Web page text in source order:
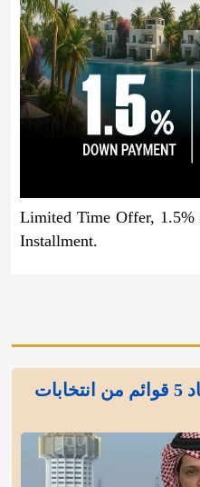
Limited Time Offer,
Installment.
العميري يعلق على استبعاد 5 قوائم من انتخابات